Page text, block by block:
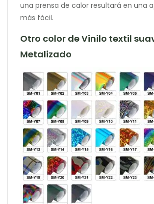
una prensa de calor resultará en una
más fácil.
Otro color de Vinilo textil
Metalizado